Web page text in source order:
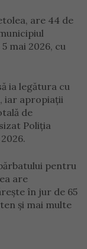
are 44 de
mai 2026, cu
ia legătura cu
iar apropiații
de
Poliția
pentru
are
în jur de 65
și mai multe